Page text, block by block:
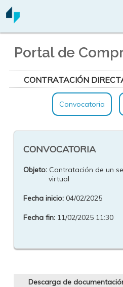
Portal de
CONTRATACIÓN
Convocatoria
CONVOCATORIA
Objeto: Contratación de un
virtual
Fecha inicio: 04/02/2025
Fecha fin: 11/02/2025 11:30
Descarga de